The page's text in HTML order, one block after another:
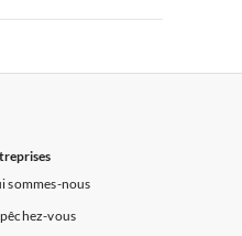
Provence
sommes-nous
vous